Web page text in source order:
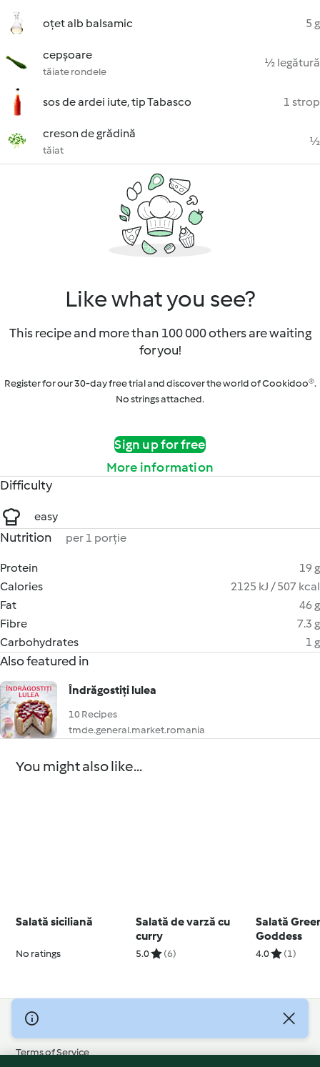
oțet alb balsamic 5 g
cepșoare
tăiate rondele
½ legătură
sos de ardei iute, tip Tabasco 1 strop
creson de grădină
tăiat
½
Like what you see?
This recipe and more than 100 000 others are waiting
for you!
Register for our 30-day free trial and discover the world of Cookidoo®.
No strings attached.
Sign up for free
More information
Difficulty
easy
Nutrition per 1 porție
Protein
19 g
Calories
2125 kJ / 507 kcal
Fat
46 g
Fibre
7.3 g
Carbohydrates
1 g
Also featured in
Îndrăgostiți lulea
10 Recipes
tmde.general.market.romania
You might also like...
Salată siciliană
No ratings
Salată de varză cu
curry
5.0 (6)
Salată
Goddess
4.0 (1)
© Copyright 2026
Terms of Service